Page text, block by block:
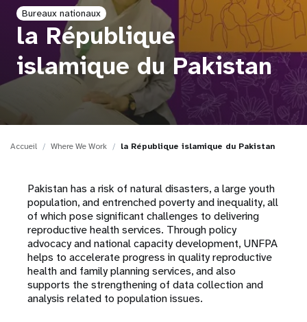
o
Bureaux nationaux
la République
islamique du Pakistan
Accueil Where We Work la République islamique du Pakistan
Pakistan has a risk of natural disasters, a large youth
population, and entrenched poverty and inequality, all
of which pose significant challenges to delivering
reproductive health services. Through policy
advocacy and national capacity development, UNFPA
helps to accelerate progress in quality reproductive
health and family planning services, and also
supports the strengthening of data collection and
analysis related to population issues.